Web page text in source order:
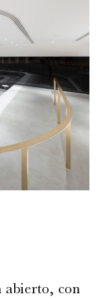
abierto, con